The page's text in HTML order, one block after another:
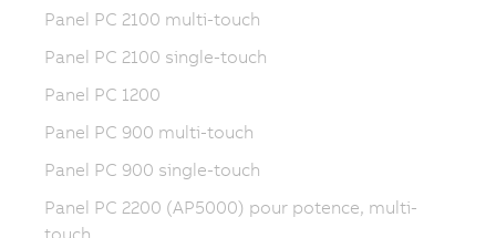
Panel PC 2100 multi-touch
Panel PC 2100 single-touch
Panel PC 1200
Panel PC 900 multi-touch
Panel PC 900 single-touch
Panel PC 2200 (AP5000) pour potence, multi-